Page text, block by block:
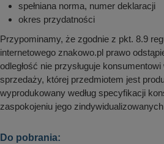
spełniana norma, numer deklaracji
okres przydatności
Przypominamy, że zgodnie z pkt. 8.9
internetowego znakowo.pl prawo
odległość nie przysługuje
sprzedaży, której przedmiotem jest
wyprodukowany według specyfikacji
zaspokojeniu jego
Do pobrania: